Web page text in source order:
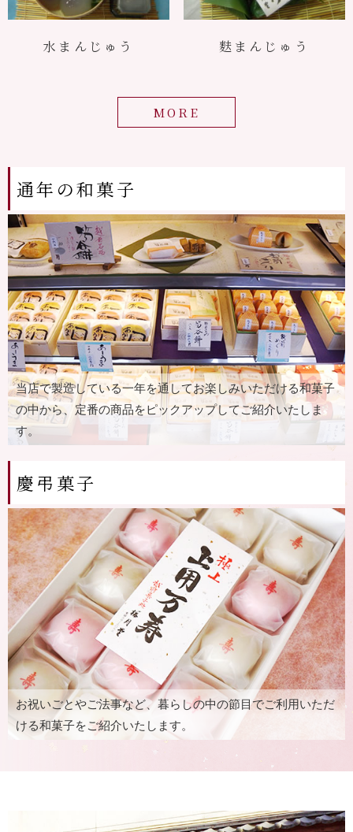
水まんじゅう 麩まんじゅう
MORE
通年の和菓⼦
当店で製造している⼀年を通してお楽しみいただける和菓⼦
の中から、定番の商品をピックアップしてご紹介いたしま
す。
慶弔菓⼦
お祝いごとやご法事など、暮らしの中の節⽬でご利⽤いただ
ける和菓⼦をご紹介いたします。